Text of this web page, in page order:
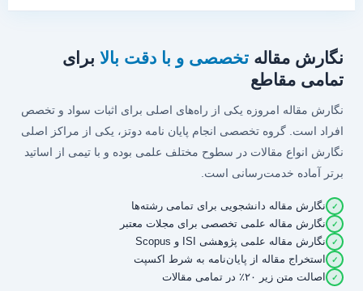
نگارش مقاله تخصصی و با دقت بالا برای
تمامی مقاطع
نگارش مقاله امروزه یکی از راه‌های اصلی برای اثبات سواد و تخصص
افراد است. گروه تخصصی انجام پایان نامه دوتز، یکی از مراکز اصلی
نگارش انواع مقالات در سطوح مختلف علمی بوده و با تیمی از اساتید
برتر آماده خدمت‌رسانی است.
✓ نگارش مقاله دانشجویی برای تمامی رشته‌ها
✓ نگارش مقاله علمی تخصصی برای مجلات معتبر
✓ نگارش مقاله علمی پژوهشی ISI و Scopus
✓ استخراج مقاله از پایان‌نامه به شرط اکسپت
✓ اصالت متن زیر ۲۰٪ در تمامی مقالات